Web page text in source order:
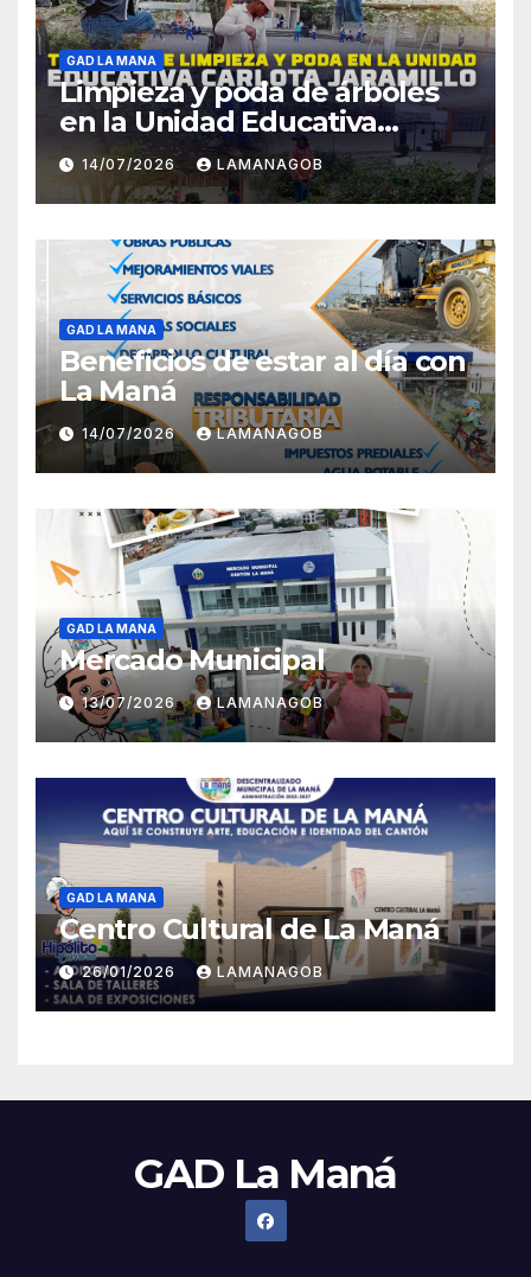
GAD LA MANA
Limpieza y poda de árboles
en la Unidad Educativa
Carlota Jaramillo
14/07/2026 LAMANAGOB
GAD LA MANA
Beneficios de estar al día con
La Maná
14/07/2026 LAMANAGOB
GAD LA MANA
Mercado Municipal
13/07/2026 LAMANAGOB
GAD LA MANA
Centro Cultural de La Maná
26/01/2026 LAMANAGOB
GAD La Maná